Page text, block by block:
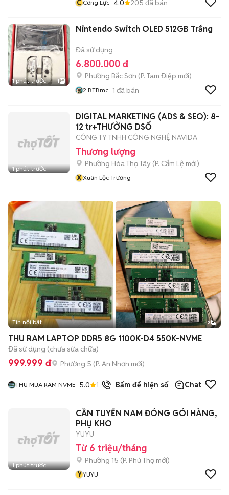
CCông Lực 4.0 205 đã bán
1 phút trước 1
Nintendo Switch OLED 512GB Trắng
Đã sử dụng
6.800.000 đ
Phường Bắc Sơn (P. Tam Điệp mới)
2 BTBmc 1 đã bán
1 phút trước
DIGITAL MARKETING (ADS & SEO): 8-
12 tr+THƯỞNG DSỐ
CÔNG TY TNHH CÔNG NGHỆ NAVIDA
Thương lượng
Phường Hòa Thọ Tây (P. Cẩm Lệ mới)
XXuân Lộc Trương
Tin nổi bật 2
THU RAM LAPTOP DDR5 8G 1100K-D4 550K-NVME
Đã sử dụng (chưa sửa chữa)
999.999 đ Phường 5 (P. An Nhơn mới)
THU MUA RAM NVME 5.0 13đã bánBấm để hiện số Chat
1 phút trước
CẦN TUYỂN NAM ĐÓNG GÓI HÀNG,
PHỤ KHO
YUYU
Từ 6 triệu/tháng
Phường 15 (P. Phú Thọ mới)
YYUYU